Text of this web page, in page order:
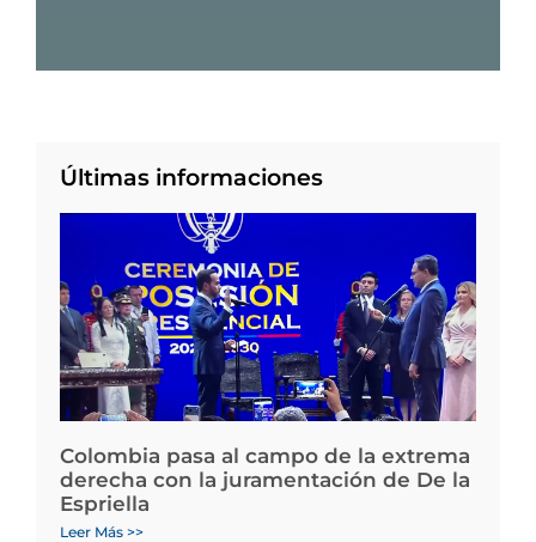
Últimas informaciones
Colombia pasa al campo de la extrema
derecha con la juramentación de De la
Espriella
Leer Más >>